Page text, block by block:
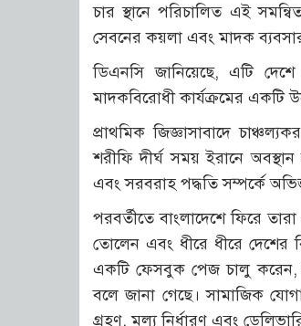
চার স্থানে পরিচালিত এই
সেবনের কয়লা এবং মাদক
ডিএনসি জানিয়েছে, এটি
মাদকবিরোধী কার্যক্রমের একটি
প্রাথমিক জিজ্ঞাসাবাদে
শরীফি দীর্ঘ সময় ইরানে অবস্থান
এবং সরবরাহ পদ্ধতি সম্পর্কে
পরবর্তীতে বাংলাদেশে ফিরে
তোলেন এবং ধীরে ধীরে দেশের
একটি ফেসবুক পেজ চালু করেন,
বলে জানা গেছে। সামাজিক
গ্রহণ, মূল্য নির্ধারণ এবং